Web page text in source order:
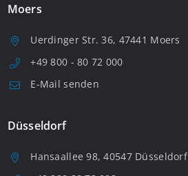
Moers
Uerdinger Str. 36, 47441 Moers
+49 800 - 80 72 000
E-Mail senden
Düsseldorf
Hansaallee 98, 40547 Düsseldorf